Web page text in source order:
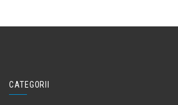
CATEGORII